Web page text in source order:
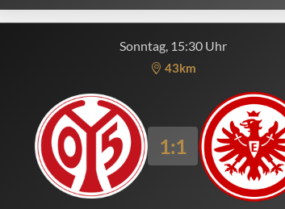
Sonntag, 15:30 Uhr
43km
1:1